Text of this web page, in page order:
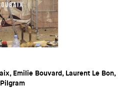
Emilie Bouvard, Laurent Le Bon,